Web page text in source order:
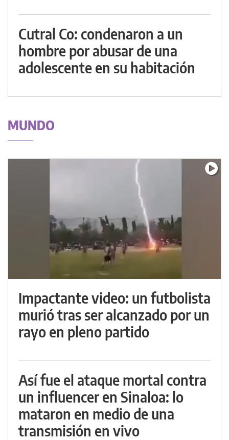
Cutral Co: condenaron a un
hombre por abusar de una
adolescente en su habitación
MUNDO
Impactante video: un futbolista
murió tras ser alcanzado por un
rayo en pleno partido
Así fue el ataque mortal contra
un influencer en Sinaloa: lo
mataron en medio de una
transmisión en vivo